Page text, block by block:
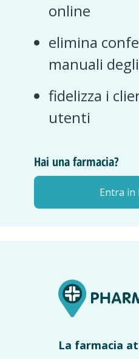
online
elimina
manuali
fidelizza i
utenti
Hai una farmacia?
Entra in
La farmacia